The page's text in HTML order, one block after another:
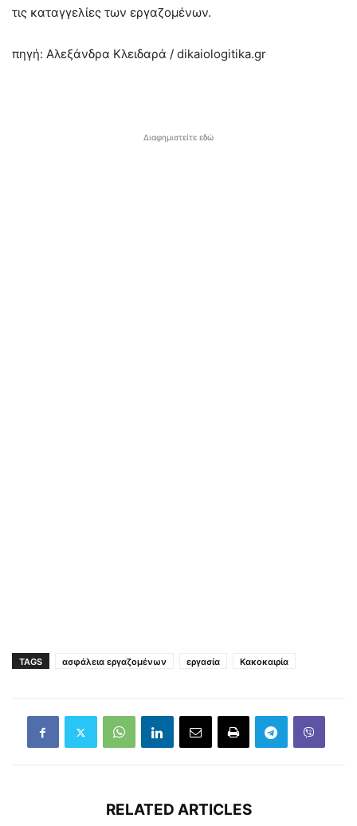
τις καταγγελίες των εργαζομένων.
πηγή: Αλεξάνδρα Κλειδαρά / dikaiologitika.gr
Διαφημιστείτε εδώ
TAGS ασφάλεια εργαζομένων εργασία Κακοκαιρία
RELATED ARTICLES